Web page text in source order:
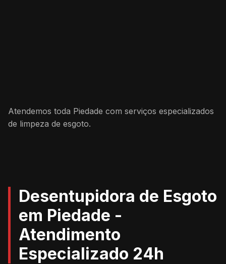
Atendemos toda Piedade com serviços especializados
de limpeza de esgoto.
Desentupidora de Esgoto
em Piedade -
Atendimento
Especializado 24h